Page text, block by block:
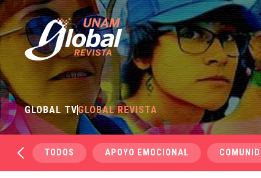
GLOBAL TVGLOBAL REVISTA
TODOS APOYO EMOCIONAL